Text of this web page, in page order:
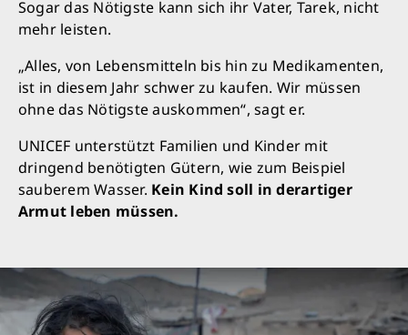
Sogar das Nötigste kann sich ihr Vater, Tarek, nicht
mehr leisten.
„Alles, von Lebensmitteln bis hin zu Medikamenten,
ist in diesem Jahr schwer zu kaufen. Wir müssen
ohne das Nötigste auskommen“, sagt er.
UNICEF unterstützt Familien und Kinder mit
dringend benötigten Gütern, wie zum Beispiel
sauberem Wasser. Kein Kind soll in derartiger
Armut leben müssen.